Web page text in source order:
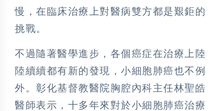
慢，在臨床治療上對醫病雙方都是艱鉅的
挑戰。
不過隨著醫學進步，各個癌症在治療上陸
陸續續都有新的發現，小細胞肺癌也不例
外。彰化基督教醫院胸腔內科主任林聖皓
醫師表示，十多年來對於小細胞肺癌治療